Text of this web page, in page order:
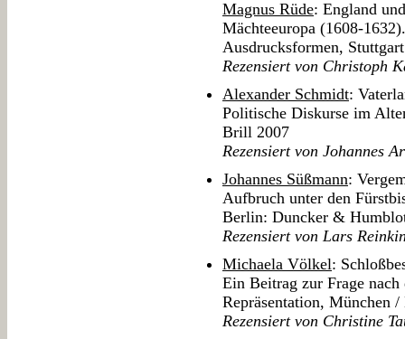
Magnus Rüde: England
Mächteeuropa (1608-
Ausdrucksformen,
Rezensiert von Christoph
Alexander Schmidt:
Politische Diskurse im
Brill 2007
Rezensiert von Johannes
Johannes Süßmann:
Aufbruch unter den
Berlin: Duncker &
Rezensiert von Lars
Michaela Völkel:
Ein Beitrag zur Frage
Repräsentation, München
Rezensiert von Christine